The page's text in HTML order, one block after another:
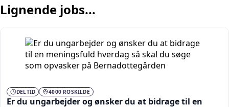
Lignende jobs...
DELTID 4000 ROSKILDE
Er du ungarbejder og ønsker du at bidrage til en